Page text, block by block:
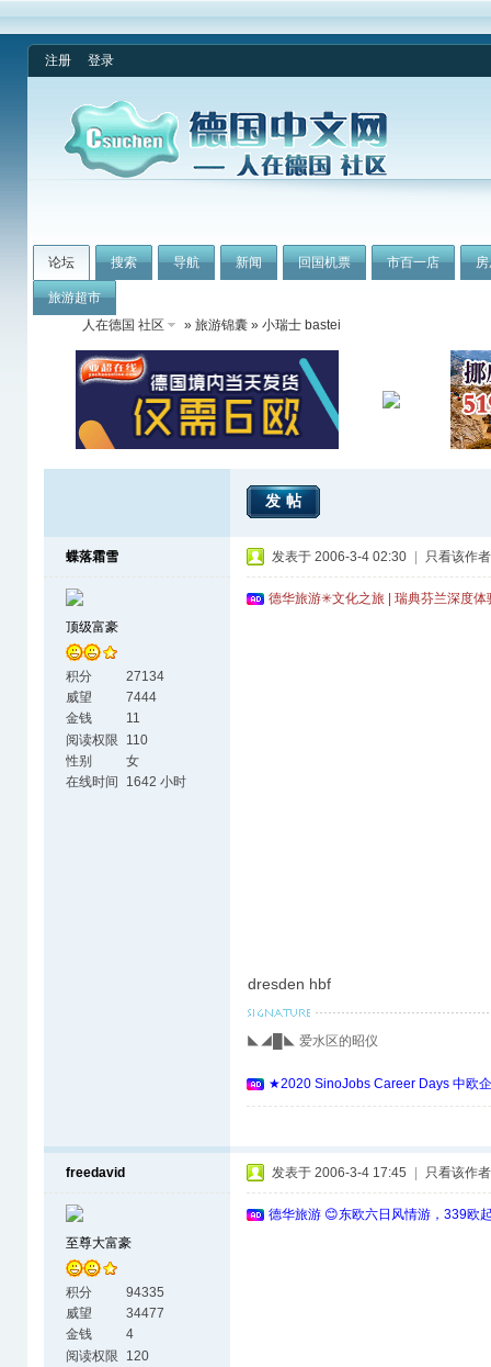
注册 登录
论坛 搜索 导航 新闻 回国机票 市百一店
旅游超市
人在德国 社区
» 旅游锦囊 » 小瑞士 bastei
发帖
蝶落霜雪
顶级富豪
积分
27134
威望
7444
金钱
11
阅读权限
110
性别
女
在线时间
1642 小时
发表于 2006-3-4 02:30 只看该作者
德华旅游✳文化之旅 | 瑞典芬兰深度
dresden hbf
◣◢█◣ 爱水区的昭仪
★2020 SinoJobs Career Days 中欧
freedavid
至尊大富豪
积分
94335
威望
34477
金钱
4
阅读权限
120
发表于 2006-3-4 17:45 只看该作者
德华旅游 😊东欧六日风情游，339欧